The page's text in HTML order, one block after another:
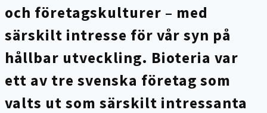
och företagskulturer – med
särskilt intresse för vår syn på
hållbar utveckling. Bioteria var
ett av tre svenska företag som
valts ut som särskilt intressanta